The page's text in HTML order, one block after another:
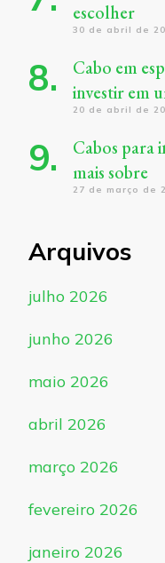
escolher
30 de abril de
Cabo em
investir em
20 de abril de
Cabos para
mais sobre
27 de março de
Arquivos
julho 2026
junho 2026
maio 2026
abril 2026
março 2026
fevereiro 2026
janeiro 2026